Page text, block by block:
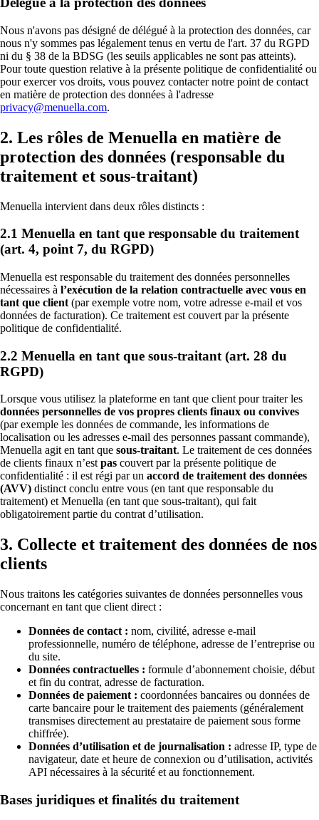
Ordini telefonici IA PREVIEW
Un agente vocale IA risponde al telefono e prende gli
in cucina.
Ordini da chiosco PREVIEW
Livraison en propre
Logistique renforcée par le ML—vos zones, ETA
Précommandes & planification
Préparation & planification prédictives—prévision de
pic.
Connecter Menuella avec Stripe, Google, PayPal, et plus encore.
Écosystème
Menuella pour gérer et développer votre restaurant.
Signature Releases
Découvrez les releases majeures et innovations Menuella.
Statut du système
Vérifiez les performances en temps réel.
Télécharger
Nous n'avons pas désigné de délégué à la protection des données, car
nous n'y sommes pas légalement tenus en vertu de l'art. 37 du RGPD
ni du § 38 de la BDSG (les seuils applicables ne sont pas atteints).
Pour toute question relative à la présente politique de confidentialité ou
pour exercer vos droits, vous pouvez contacter notre point de contact
en matière de protection des données à l'adresse
privacy@menuella.com.
2. Les rôles de Menuella en matière de
protection des données (responsable du
traitement et sous-traitant)
Menuella intervient dans deux rôles distincts :
2.1 Menuella en tant que responsable du traitement
(art. 4, point 7, du RGPD)
Menuella est responsable du traitement des données personnelles
nécessaires à l’exécution de la relation contractuelle avec vous en
tant que client (par exemple votre nom, votre adresse e-mail et vos
données de facturation). Ce traitement est couvert par la présente
politique de confidentialité.
2.2 Menuella en tant que sous-traitant (art. 28 du
RGPD)
Lorsque vous utilisez la plateforme en tant que client pour traiter les
données personnelles de vos propres clients finaux ou convives
(par exemple les données de commande, les informations de
localisation ou les adresses e-mail des personnes passant commande),
Menuella agit en tant que sous-traitant. Le traitement de ces données
de clients finaux n’est pas couvert par la présente politique de
confidentialité : il est régi par un accord de traitement des données
(AVV) distinct conclu entre vous (en tant que responsable du
traitement) et Menuella (en tant que sous-traitant), qui fait
obligatoirement partie du contrat d’utilisation.
3. Collecte et traitement des données de nos
clients
Nous traitons les catégories suivantes de données personnelles vous
concernant en tant que client direct :
Données de contact : nom, civilité, adresse e-mail
professionnelle, numéro de téléphone, adresse de l’entreprise ou
du site.
Données contractuelles : formule d’abonnement choisie, début
et fin du contrat, adresse de facturation.
Données de paiement : coordonnées bancaires ou données de
carte bancaire pour le traitement des paiements (généralement
transmises directement au prestataire de paiement sous forme
chiffrée).
Données d’utilisation et de journalisation : adresse IP, type de
navigateur, date et heure de connexion ou d’utilisation, activités
API nécessaires à la sécurité et au fonctionnement.
Bases juridiques et finalités du traitement